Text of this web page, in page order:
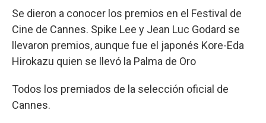
Se dieron a conocer los premios en el Festival de
Cine de Cannes. Spike Lee y Jean Luc Godard se
llevaron premios, aunque fue el japonés Kore-Eda
Hirokazu quien se llevó la Palma de Oro
Todos los premiados de la selección oficial de
Cannes.